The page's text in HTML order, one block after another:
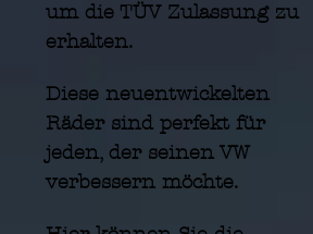
um die TÜV Zulassung zu
erhalten.
Diese neuentwickelten
Räder sind perfekt für
jeden, der seinen VW
verbessern möchte.